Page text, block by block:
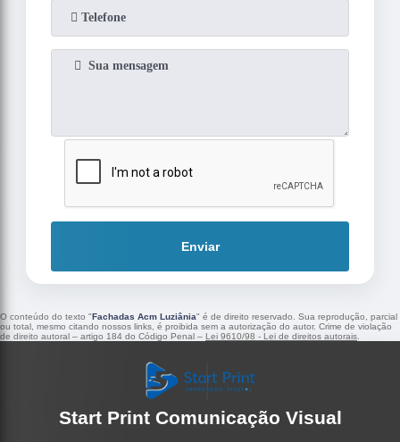
Enviar
O conteúdo do texto "Fachadas Acm Luziânia" é de direito reservado. Sua reprodução, parcial
ou total, mesmo citando nossos links, é proibida sem a autorização do autor. Crime de violação
de direito autoral – artigo 184 do Código Penal – Lei 9610/98 - Lei de direitos autorais
Start Print Comunicação Visual